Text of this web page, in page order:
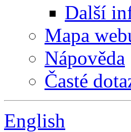
Další
Mapa
Nápověda
Časté
English